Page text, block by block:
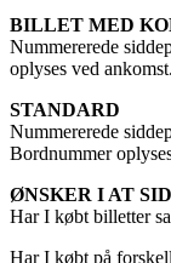
BILLET MED
Nummererede
oplyses ved ankomst.
STANDARD
Nummererede
Bordnummer
ØNSKER I AT
Har I købt billetter
Har I købt på